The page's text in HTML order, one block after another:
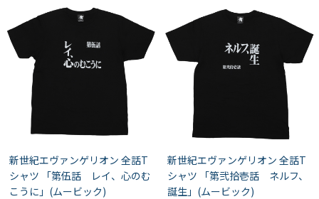
新世紀エヴァンゲリオン 全話T
シャツ 「第伍話 レイ、心のむ
こうに」(ムービック)
新世紀エヴァンゲリオン 全話T
シャツ 「第弐拾壱話 ネルフ、
誕生」(ムービック)